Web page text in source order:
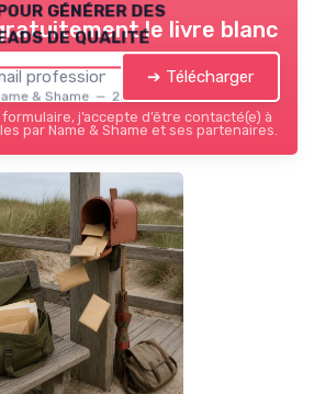
générer des
de qualité
& Shame — 2026
le livre blanc
➔ Télécharger
j’accepte d’être contacté(e) à
par Name & Shame et ses partenaires.